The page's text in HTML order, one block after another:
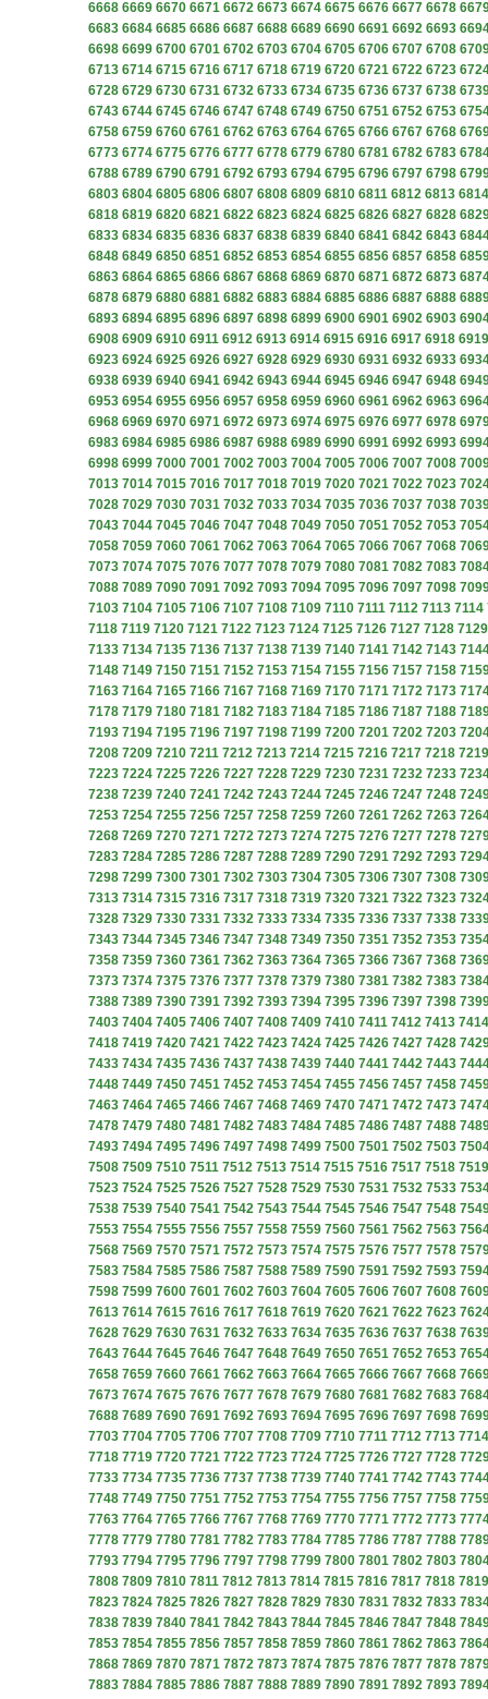
6668 6669 6670 6671 6672 6673 6674 6675 6676 6677 6678
6683 6684 6685 6686 6687 6688 6689 6690 6691 6692 6693
6698 6699 6700 6701 6702 6703 6704 6705 6706 6707 6708
6713 6714 6715 6716 6717 6718 6719 6720 6721 6722 6723
6728 6729 6730 6731 6732 6733 6734 6735 6736 6737 6738
6743 6744 6745 6746 6747 6748 6749 6750 6751 6752 6753
6758 6759 6760 6761 6762 6763 6764 6765 6766 6767 6768
6773 6774 6775 6776 6777 6778 6779 6780 6781 6782 6783
6788 6789 6790 6791 6792 6793 6794 6795 6796 6797 6798
6803 6804 6805 6806 6807 6808 6809 6810 6811 6812 6813 6814
6818 6819 6820 6821 6822 6823 6824 6825 6826 6827 6828
6833 6834 6835 6836 6837 6838 6839 6840 6841 6842 6843
6848 6849 6850 6851 6852 6853 6854 6855 6856 6857 6858
6863 6864 6865 6866 6867 6868 6869 6870 6871 6872 6873
6878 6879 6880 6881 6882 6883 6884 6885 6886 6887 6888
6893 6894 6895 6896 6897 6898 6899 6900 6901 6902 6903
6908 6909 6910 6911 6912 6913 6914 6915 6916 6917 6918 6919
6923 6924 6925 6926 6927 6928 6929 6930 6931 6932 6933
6938 6939 6940 6941 6942 6943 6944 6945 6946 6947 6948
6953 6954 6955 6956 6957 6958 6959 6960 6961 6962 6963
6968 6969 6970 6971 6972 6973 6974 6975 6976 6977 6978
6983 6984 6985 6986 6987 6988 6989 6990 6991 6992 6993
6998 6999 7000 7001 7002 7003 7004 7005 7006 7007 7008
7013 7014 7015 7016 7017 7018 7019 7020 7021 7022 7023
7028 7029 7030 7031 7032 7033 7034 7035 7036 7037 7038
7043 7044 7045 7046 7047 7048 7049 7050 7051 7052 7053
7058 7059 7060 7061 7062 7063 7064 7065 7066 7067 7068
7073 7074 7075 7076 7077 7078 7079 7080 7081 7082 7083
7088 7089 7090 7091 7092 7093 7094 7095 7096 7097 7098
7103 7104 7105 7106 7107 7108 7109 7110 7111 7112 7113 7114
7118 7119 7120 7121 7122 7123 7124 7125 7126 7127 7128 7129
7133 7134 7135 7136 7137 7138 7139 7140 7141 7142 7143
7148 7149 7150 7151 7152 7153 7154 7155 7156 7157 7158
7163 7164 7165 7166 7167 7168 7169 7170 7171 7172 7173
7178 7179 7180 7181 7182 7183 7184 7185 7186 7187 7188
7193 7194 7195 7196 7197 7198 7199 7200 7201 7202 7203
7208 7209 7210 7211 7212 7213 7214 7215 7216 7217 7218 7219
7223 7224 7225 7226 7227 7228 7229 7230 7231 7232 7233
7238 7239 7240 7241 7242 7243 7244 7245 7246 7247 7248
7253 7254 7255 7256 7257 7258 7259 7260 7261 7262 7263
7268 7269 7270 7271 7272 7273 7274 7275 7276 7277 7278
7283 7284 7285 7286 7287 7288 7289 7290 7291 7292 7293
7298 7299 7300 7301 7302 7303 7304 7305 7306 7307 7308
7313 7314 7315 7316 7317 7318 7319 7320 7321 7322 7323
7328 7329 7330 7331 7332 7333 7334 7335 7336 7337 7338
7343 7344 7345 7346 7347 7348 7349 7350 7351 7352 7353
7358 7359 7360 7361 7362 7363 7364 7365 7366 7367 7368
7373 7374 7375 7376 7377 7378 7379 7380 7381 7382 7383
7388 7389 7390 7391 7392 7393 7394 7395 7396 7397 7398
7403 7404 7405 7406 7407 7408 7409 7410 7411 7412 7413 7414
7418 7419 7420 7421 7422 7423 7424 7425 7426 7427 7428
7433 7434 7435 7436 7437 7438 7439 7440 7441 7442 7443
7448 7449 7450 7451 7452 7453 7454 7455 7456 7457 7458
7463 7464 7465 7466 7467 7468 7469 7470 7471 7472 7473
7478 7479 7480 7481 7482 7483 7484 7485 7486 7487 7488
7493 7494 7495 7496 7497 7498 7499 7500 7501 7502 7503
7508 7509 7510 7511 7512 7513 7514 7515 7516 7517 7518 7519
7523 7524 7525 7526 7527 7528 7529 7530 7531 7532 7533
7538 7539 7540 7541 7542 7543 7544 7545 7546 7547 7548
7553 7554 7555 7556 7557 7558 7559 7560 7561 7562 7563
7568 7569 7570 7571 7572 7573 7574 7575 7576 7577 7578
7583 7584 7585 7586 7587 7588 7589 7590 7591 7592 7593
7598 7599 7600 7601 7602 7603 7604 7605 7606 7607 7608
7613 7614 7615 7616 7617 7618 7619 7620 7621 7622 7623
7628 7629 7630 7631 7632 7633 7634 7635 7636 7637 7638
7643 7644 7645 7646 7647 7648 7649 7650 7651 7652 7653
7658 7659 7660 7661 7662 7663 7664 7665 7666 7667 7668
7673 7674 7675 7676 7677 7678 7679 7680 7681 7682 7683
7688 7689 7690 7691 7692 7693 7694 7695 7696 7697 7698
7703 7704 7705 7706 7707 7708 7709 7710 7711 7712 7713 7714
7718 7719 7720 7721 7722 7723 7724 7725 7726 7727 7728
7733 7734 7735 7736 7737 7738 7739 7740 7741 7742 7743
7748 7749 7750 7751 7752 7753 7754 7755 7756 7757 7758
7763 7764 7765 7766 7767 7768 7769 7770 7771 7772 7773
7778 7779 7780 7781 7782 7783 7784 7785 7786 7787 7788
7793 7794 7795 7796 7797 7798 7799 7800 7801 7802 7803
7808 7809 7810 7811 7812 7813 7814 7815 7816 7817 7818 7819
7823 7824 7825 7826 7827 7828 7829 7830 7831 7832 7833
7838 7839 7840 7841 7842 7843 7844 7845 7846 7847 7848
7853 7854 7855 7856 7857 7858 7859 7860 7861 7862 7863
7868 7869 7870 7871 7872 7873 7874 7875 7876 7877 7878
7883 7884 7885 7886 7887 7888 7889 7890 7891 7892 7893